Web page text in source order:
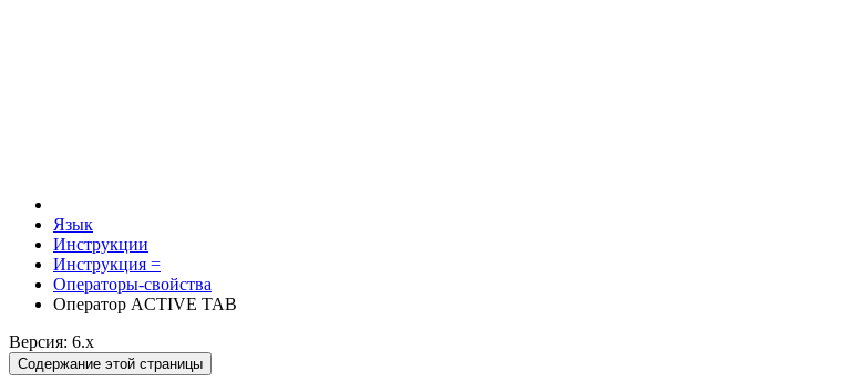
Язык
Инструкции
Инструкция =
Операторы-свойства
Оператор ACTIVE TAB
Версия: 6.x
Содержание этой страницы